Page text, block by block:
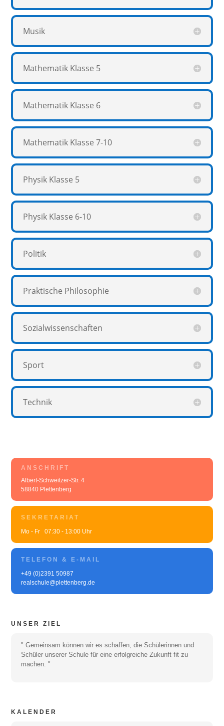
Musik
Mathematik Klasse 5
Mathematik Klasse 6
Mathematik Klasse 7-10
Physik Klasse 5
Physik Klasse 6-10
Politik
Praktische Philosophie
Sozialwissenschaften
Sport
Technik
ANSCHRIFT
Albert-Schweitzer-Str. 4
58840 Plettenberg
SEKRETARIAT
Mo - Fr 07:30 - 13:00 Uhr
TELEFON & E-MAIL
+49 (0)2391 50987
realschule@plettenberg.de
UNSER ZIEL
" Gemeinsam können wir es schaffen, die Schülerinnen und
Schüler unserer Schule für eine erfolgreiche Zukunft fit zu
machen. "
KALENDER